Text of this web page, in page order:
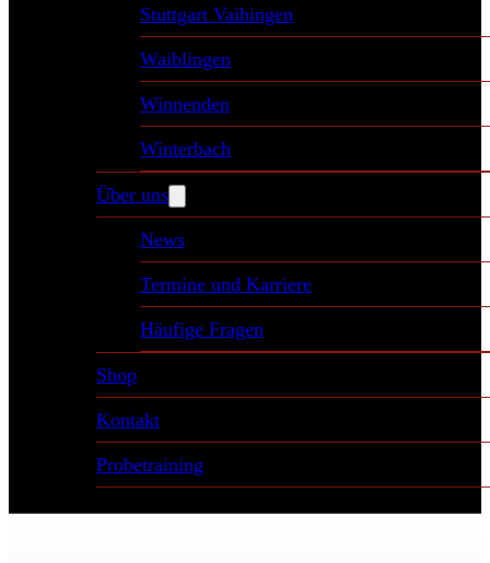
Stuttgart Vaihingen
Waiblingen
Winnenden
Winterbach
Über uns
News
Termine und Karriere
Häufige Fragen
Shop
Kontakt
Probetraining